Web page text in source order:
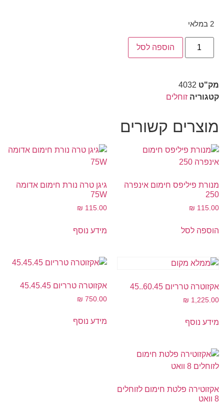
2 במלאי
הוספה לסל
מק"ט 4032
קטגוריה זוחלים
מוצרים קשורים
מנורת פיליפס חימום אינפרה
250
₪ 115.00
הוספה לסל
גיגן טרה נורת חימום אדומה
75W
₪ 115.00
מידע נוסף
אקזוטרה טרריום 60.45..45
₪ 1,225.00
מידע נוסף
אקזוטרה טרריום 45.45.45
₪ 750.00
מידע נוסף
אקזוטירה פלטת חימום לזוחלים
8 וואט